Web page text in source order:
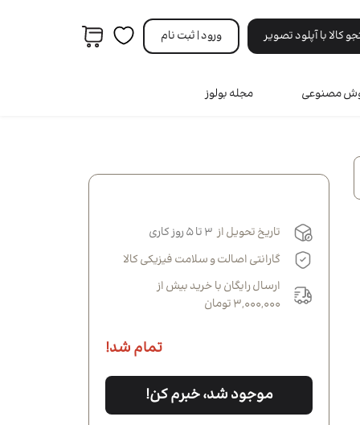
کالا با آپلود تصویر ورود | ثبت‌ نام
مصنوعی مجله بولوز
تاریخ تحویل از ۳ تا ۵ روز کاری
گارانتی اصالت و سلامت فیزیکی کالا
ارسال رایگان با خرید بیش از
3,000,000 تومان
تمام شد!
موجود شد، خبرم کن!